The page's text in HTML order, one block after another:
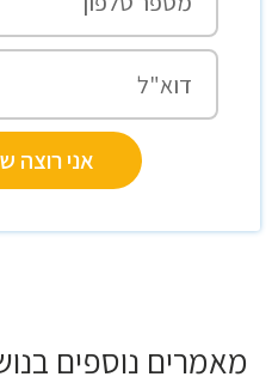
אני רוצה
מאמרים נוספים